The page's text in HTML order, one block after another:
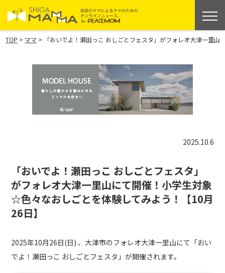
TOP > ママ > 「おいでよ！瀬田っこ おしごとフェスタ」がフォレオ大津一里
2025.10.6
「おいでよ！瀬田っこ おしごとフェスタ」
がフォレオ大津一里山にて開催！小学生対象
☆色々なおしごとを体験してみよう！【10月
26日】
2025年10月26日(日) 、大津市のフォレオ大津一里山にて「おい
でよ！瀬田っこ おしごとフェスタ」が開催されます。